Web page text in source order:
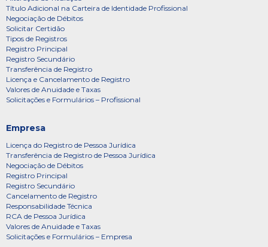
Título Adicional na Carteira de Identidade Profissional
Negociação de Débitos
Solicitar Certidão
Tipos de Registros
Registro Principal
Registro Secundário
Transferência de Registro
Licença e Cancelamento de Registro
Valores de Anuidade e Taxas
Solicitações e Formulários – Profissional
Empresa
Licença do Registro de Pessoa Jurídica
Transferência de Registro de Pessoa Jurídica
Negociação de Débitos
Registro Principal
Registro Secundário
Cancelamento de Registro
Responsabilidade Técnica
RCA de Pessoa Jurídica
Valores de Anuidade e Taxas
Solicitações e Formulários – Empresa